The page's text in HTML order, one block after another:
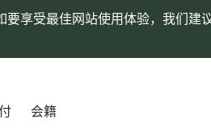
要享受最佳网站使用体验，我们
会籍